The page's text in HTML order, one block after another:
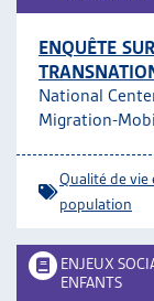
ENQUÊTE
National
Migration-
Qualité de
population
ENJEUX
ENFANTS